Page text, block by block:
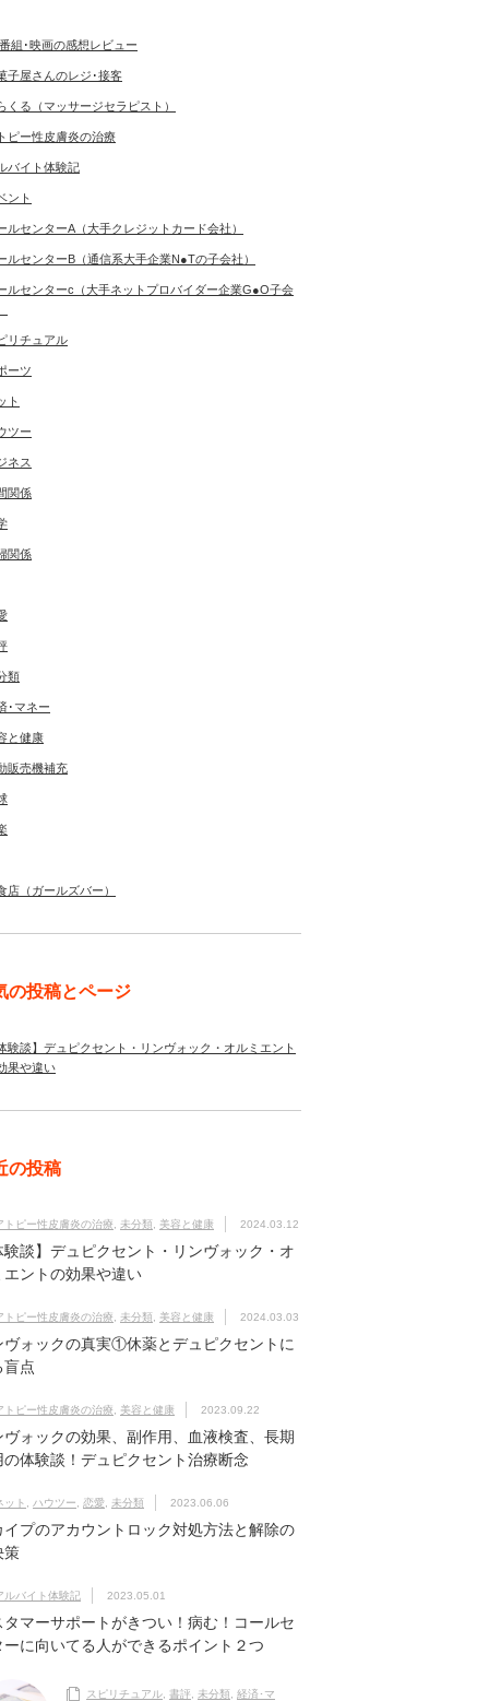
組･映画の感想レビュー
子屋さんのレジ･接客
くる（マッサージセラピスト）
ピー性皮膚炎の治療
バイト体験記
ント
ルセンターA（大手クレジットカード会社）
ルセンターB（通信系大手企業N●Tの子会社）
ルセンターc（大手ネットプロバイダー企業G●O子会
リチュアル
ーツ
ト
ツー
ネス
関係
関係
類
･マネー
と健康
販売機補充
店（ガールズバー）
の投稿とページ
験談】デュピクセント・リンヴォック・オルミエント
果や違い
の投稿
トピー性皮膚炎の治療 未分類 美容と健康 2024.03.12
験談】デュピクセント・リンヴォック・オ
エントの効果や違い
トピー性皮膚炎の治療 未分類 美容と健康 2024.03.03
ヴォックの真実①休薬とデュピクセントに
盲点
トピー性皮膚炎の治療 美容と健康 2023.09.22
ヴォックの効果、副作用、血液検査、長期
の体験談！デュピクセント治療断念
ット ハウツー 恋愛 未分類 2023.06.06
イプのアカウントロック対処方法と解除の
策
ルバイト体験記 2023.05.01
タマーサポートがきつい！病む！コールセ
ーに向いてる人ができるポイント２つ
スピリチュアル 書評 未分類
経済･マ